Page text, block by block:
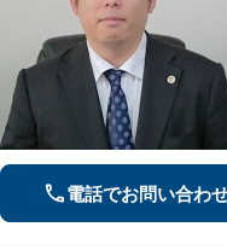
電話でお問い合わ